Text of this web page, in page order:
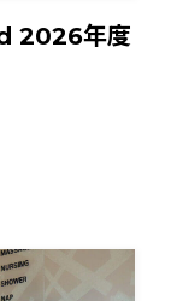
2026年度